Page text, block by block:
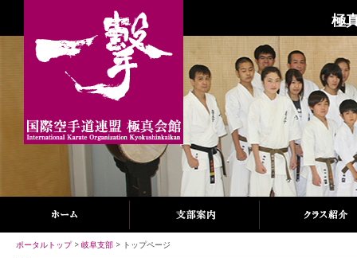
極
ポータルトップ> 岐阜支部 > トップページ